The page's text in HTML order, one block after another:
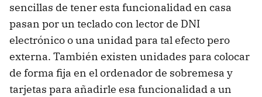
sencillas de tener esta funcionalidad en casa
pasan por un teclado con lector de DNI
electrónico o una unidad para tal efecto pero
externa. También existen unidades para colocar
de forma fija en el ordenador de sobremesa y
tarjetas para añadirle esa funcionalidad a un